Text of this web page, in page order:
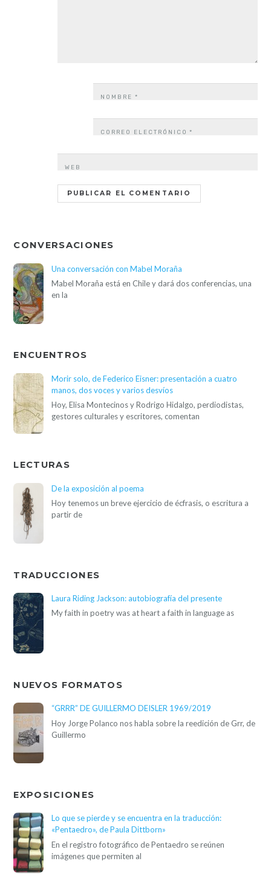
NOMBRE*
CORREO ELECTRÓNICO*
WEB
CONVERSACIONES
Una conversación con Mabel Moraña
Mabel Moraña está en Chile y dará dos conferencias, una
en la
ENCUENTROS
Morir solo, de Federico Eisner: presentación a cuatro
manos, dos voces y varios desvíos
Hoy, Elisa Montecinos y Rodrigo Hidalgo, perdiodistas,
gestores culturales y escritores, comentan
LECTURAS
De la exposición al poema
Hoy tenemos un breve ejercicio de écfrasis, o escritura a
partir de
TRADUCCIONES
Laura Riding Jackson: autobiografía del presente
My faith in poetry was at heart a faith in language as
NUEVOS FORMATOS
“GRRR” DE GUILLERMO DEISLER 1969/2019
Hoy Jorge Polanco nos habla sobre la reedición de Grr, de
Guillermo
EXPOSICIONES
Lo que se pierde y se encuentra en la traducción:
«Pentaedro», de Paula Dittborn»
En el registro fotográfico de Pentaedro se reúnen
imágenes que permiten al